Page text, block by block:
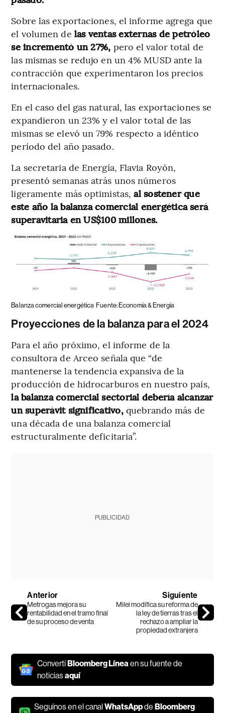
Sobre las exportaciones, el informe agrega que
el volumen de las ventas externas de petróleo
se incrementó un 27%, pero el valor total de
las mismas se redujo en un 4% MUSD ante la
contracción que experimentaron los precios
internacionales.
En el caso del gas natural, las exportaciones se
expandieron un 23% y el valor total de las
mismas se elevó un 79% respecto a idéntico
período del año pasado.
La secretaria de Energía, Flavia Royón,
presentó semanas atrás unos números
ligeramente más optimistas, al sostener que
este año la balanza comercial energética será
superavitaria en US$100 millones.
Balanza comercial energética Fuente: Economía & Energía
Proyecciones de la balanza para el 2024
Para el año próximo, el informe de la
consultora de Arceo señala que “de
mantenerse la tendencia expansiva de la
producción de hidrocarburos en nuestro país,
la balanza comercial sectorial debería alcanzar
un superávit significativo,quebrando más de
una década de una balanza comercial
estructuralmente deficitaria”.
PUBLICIDAD
Anterior
Metrogas mejora su
rentabilidad en el tramo final
de su proceso de venta
Siguiente
Milei modifica su reforma de
la ley de tierras tras el
rechazo a ampliar la
propiedad extranjera
ConvertíBloomberg Línea en su fuente de
noticiasaquí
Seguínos en el canalWhatsAppdeBloomberg